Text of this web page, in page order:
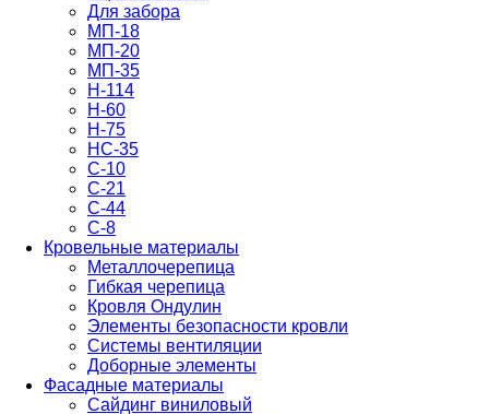
Для забора
МП-18
МП-20
МП-35
Н-114
Н-60
Н-75
НС-35
С-10
С-21
С-44
С-8
Кровельные материалы
Металлочерепица
Гибкая черепица
Кровля Ондулин
Элементы безопасности кровли
Системы вентиляции
Доборные элементы
Фасадные материалы
Сайдинг виниловый